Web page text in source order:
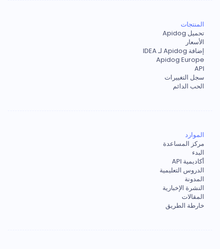
المنتجات
تحميل Apidog
الأسعار
إضافة Apidog لـ IDEA
Apidog Europe
API
سجل التغييرات
الحب الدائم
الموارد
مركز المساعدة
البدء
أكاديمية API
الدروس التعليمية
المدونة
النشرة الإخبارية
المقالات
خارطة الطريق